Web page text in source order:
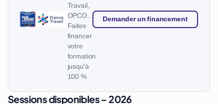
Travail,
OPCO…
Faites
financer
votre
formation
jusqu'à
100 %
Demander un financement
Sessions disponibles – 2026